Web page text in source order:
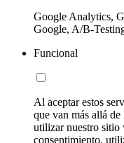
Google Analytics,
Google, A/B-
Funcional
Al aceptar estos
que van más allá
utilizar nuestro sitio
consentimiento,